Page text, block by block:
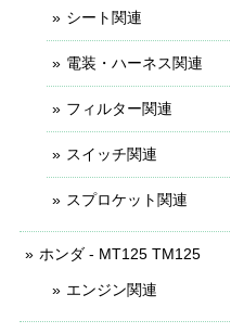
シート関連
電装・ハーネス関連
フィルター関連
スイッチ関連
スプロケット関連
ホンダ - MT125 TM125
エンジン関連